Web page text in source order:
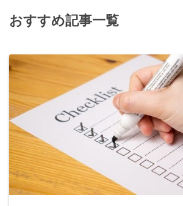
おすすめ記事一覧